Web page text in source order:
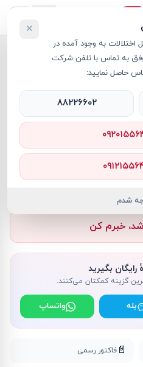
ایکس باکس آبی
RT8855
ناموجود
خبرم کن
بگیرید
گزینه کمکتان می‌کنند.
بله واتساپ
📄 فاکتور رسمی
اختلالات به وجود آمده در
به تماس با تلفن شرکت
حاصل نمایید:
×
۸۸۲۲۶۶۰۲
شدم